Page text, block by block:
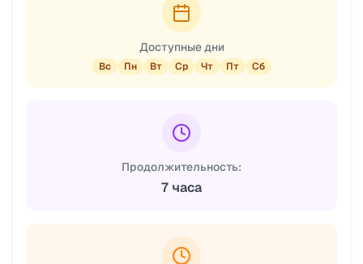
Доступные дни
Вс Пн Вт Ср Чт Пт Сб
Продолжительность:
7 часа